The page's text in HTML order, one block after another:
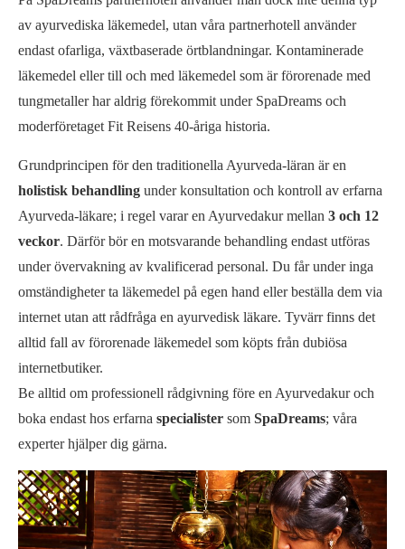
av ayurvediska läkemedel, utan våra partnerhotell använder
endast ofarliga, växtbaserade örtblandningar. Kontaminerade
läkemedel eller till och med läkemedel som är förorenade med
tungmetaller har aldrig förekommit under SpaDreams och
moderföretaget Fit Reisens 40-åriga historia.
Grundprincipen för den traditionella Ayurveda-läran är en
holistisk behandling under konsultation och kontroll av erfarna
Ayurveda-läkare; i regel varar en Ayurvedakur mellan 3 och 12
veckor. Därför bör en motsvarande behandling endast utföras
under övervakning av kvalificerad personal. Du får under inga
omständigheter ta läkemedel på egen hand eller beställa dem via
internet utan att rådfråga en ayurvedisk läkare. Tyvärr finns det
alltid fall av förorenade läkemedel som köpts från dubiösa
internetbutiker.
Be alltid om professionell rådgivning före en Ayurvedakur och
boka endast hos erfarna specialister som SpaDreams; våra
experter hjälper dig gärna.